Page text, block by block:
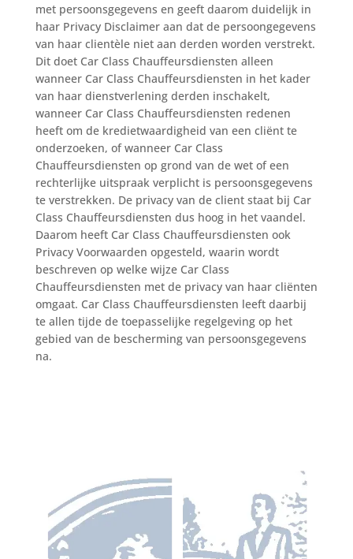
met persoonsgegevens en geeft daarom duidelijk in
haar Privacy Disclaimer aan dat de persoongegevens
van haar clientèle niet aan derden worden verstrekt.
Dit doet Car Class Chauffeursdiensten alleen
wanneer Car Class Chauffeursdiensten in het kader
van haar dienstverlening derden inschakelt,
wanneer Car Class Chauffeursdiensten redenen
heeft om de kredietwaardigheid van een cliënt te
onderzoeken, of wanneer Car Class
Chauffeursdiensten op grond van de wet of een
rechterlijke uitspraak verplicht is persoonsgegevens
te verstrekken. De privacy van de client staat bij Car
Class Chauffeursdiensten dus hoog in het vaandel.
Daarom heeft Car Class Chauffeursdiensten ook
Privacy Voorwaarden opgesteld, waarin wordt
beschreven op welke wijze Car Class
Chauffeursdiensten met de privacy van haar cliënten
omgaat. Car Class Chauffeursdiensten leeft daarbij
te allen tijde de toepasselijke regelgeving op het
gebied van de bescherming van persoonsgegevens
na.